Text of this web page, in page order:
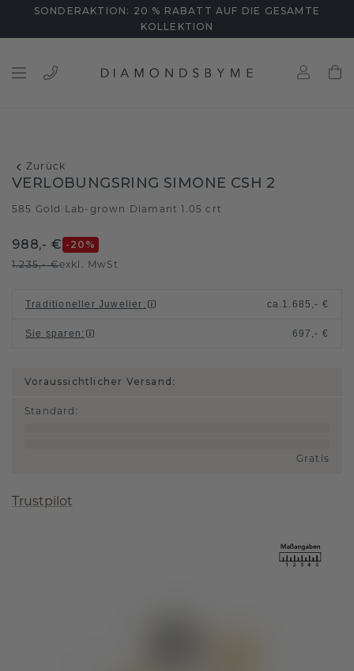
SONDERAKTION: 20 % RABATT AUF DIE GESAMTE
KOLLEKTION
Zurück
VERLOBUNGSRING SIMONE CSH 2
585 Gold Lab-grown Diamant 1.05 crt
988,- € -20 %
1.235,- €exkl. MwSt
Traditioneller Juwelier : ca. 1.685,- €
Sie sparen : 697,- €
Voraussichtlicher Versand:
Standard :
Gratis
Trustpilot